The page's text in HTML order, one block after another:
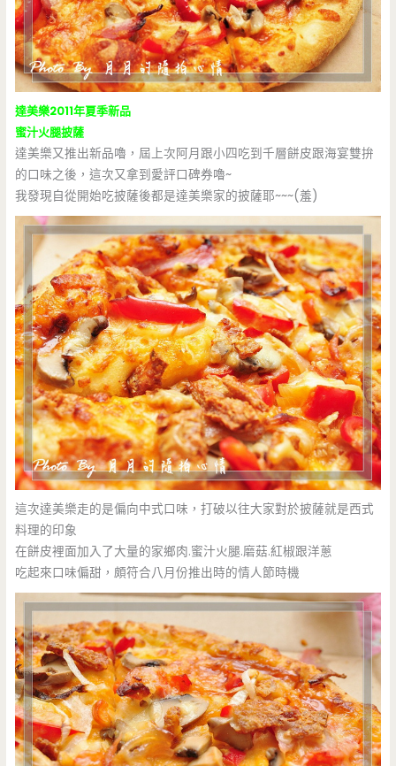
達美樂2011年夏季新品
蜜汁火腿披薩
達美樂又推出新品嚕，屆上次阿月跟小四吃到千層餅皮跟海宴雙拚
的口味之後，這次又拿到愛評口碑券嚕~
我發現自從開始吃披薩後都是達美樂家的披薩耶~~~(羞)
這次達美樂走的是偏向中式口味，打破以往大家對於披薩就是西式
料理的印象
在餅皮裡面加入了大量的家鄉肉.蜜汁火腿.磨菇.紅椒跟洋蔥
吃起來口味偏甜，頗符合八月份推出時的情人節時機